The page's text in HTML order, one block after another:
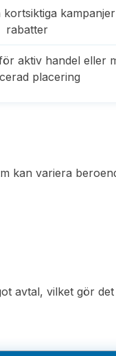
rabatter
aktiv handel eller
placering
kan variera
avtal, vilket gör